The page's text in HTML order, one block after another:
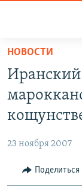
доступа
основному
Вернутся
ПОДКАСТЫ
АВТОРСКИЕ
МНЕНИЯ
КУЛЬТУРА
НОВОСТИ
23 ноября 2007
Поделиться